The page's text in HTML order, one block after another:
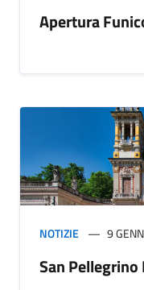
Apertura
NOTIZIE 9
San